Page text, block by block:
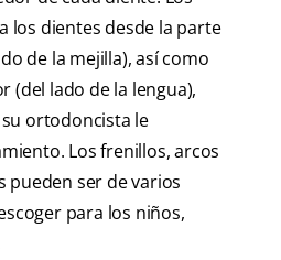
los dientes desde la parte
de la mejilla), así como
(del lado de la lengua),
ortodoncista le
Los frenillos, arcos
pueden ser de varios
para los niños,